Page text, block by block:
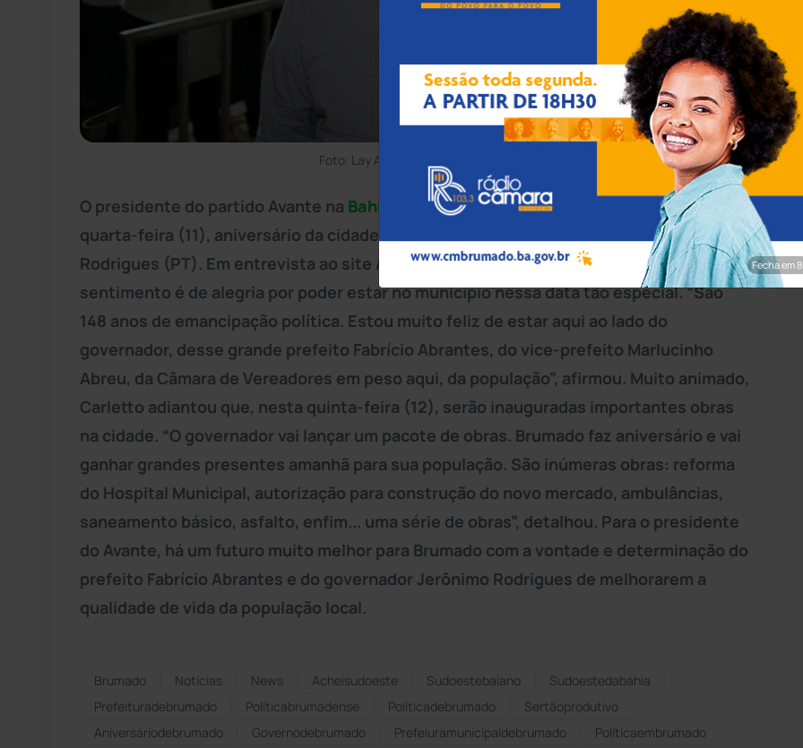
Foto: Lay Amorim/Achei Sudoeste
O presidente do partido Avante na Bahia , Ronaldo Carletto, chegou a Brumadonesta
quarta-feira (11), aniversário da cidade, junto com a comitiva do governador Jerônimo
Rodrigues (PT). Em entrevista ao site Achei Sudoeste, Carletto destacou que o
sentimento é de alegria por poder estar no município nessa data tão especial. “São
148 anos de emancipação política. Estou muito feliz de estar aqui ao lado do
governador, desse grande prefeito Fabrício Abrantes, do vice-prefeito Marlucinho
Abreu, da Câmara de Vereadores em peso aqui, da população”, afirmou. Muito animado,
Carletto adiantou que, nesta quinta-feira (12), serão inauguradas importantes obras
na cidade. “O governador vai lançar um pacote de obras. Brumado faz aniversário e vai
ganhar grandes presentes amanhã para sua população. São inúmeras obras: reforma
do Hospital Municipal, autorização para construção do novo mercado, ambulâncias,
saneamento básico, asfalto, enfim... uma série de obras”, detalhou. Para o presidente
do Avante, há um futuro muito melhor para Brumado com a vontade e determinação do
prefeito Fabrício Abrantes e do governador Jerônimo Rodrigues de melhorarem a
qualidade de vida da população local.
Brumado Notícias News Acheisudoeste Sudoestebaiano
Sudoestedabahia
Prefeituradebrumado
Políticabrumadense Políticadebrumado
Sertãoprodutivo
Aniversáriodebrumado
Governodebrumado Prefeiuramunicipaldebrumado
Políticaembrumado
Fecha em